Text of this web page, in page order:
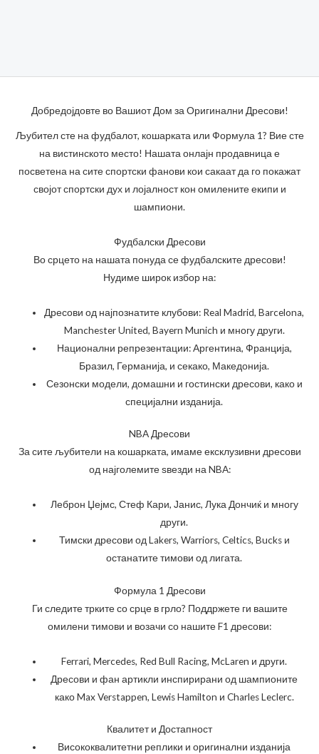
Добредојдовте во Вашиот Дом за Оригинални Дресови!
Љубител сте на фудбалот, кошарката или Формула 1? Вие сте
на вистинското место! Нашата онлајн продавница е
посветена на сите спортски фанови кои сакаат да го покажат
својот спортски дух и лојалност кон омилените екипи и
шампиони.
Фудбалски Дресови
Во срцето на нашата понуда се фудбалските дресови!
Нудиме широк избор на:
Дресови од најпознатите клубови: Real Madrid, Barcelona,
Manchester United, Bayern Munich и многу други.
Национални репрезентации: Аргентина, Франција,
Бразил, Германија, и секако, Македонија.
Сезонски модели, домашни и гостински дресови, како и
специјални изданија.
NBA Дресови
За сите љубители на кошарката, имаме ексклузивни дресови
од најголемите ѕвезди на NBA:
Леброн Џејмс, Стеф Кари, Јанис, Лука Дончиќ и многу
други.
Тимски дресови од Lakers, Warriors, Celtics, Bucks и
останатите тимови од лигата.
Формула 1 Дресови
Ги следите трките со срце в грло? Поддржете ги вашите
омилени тимови и возачи со нашите F1 дресови:
Ferrari, Mercedes, Red Bull Racing, McLaren и други.
Дресови и фан артикли инспирирани од шампионите
како Max Verstappen, Lewis Hamilton и Charles Leclerc.
Квалитет и Достапност
Висококвалитетни реплики и оригинални изданија